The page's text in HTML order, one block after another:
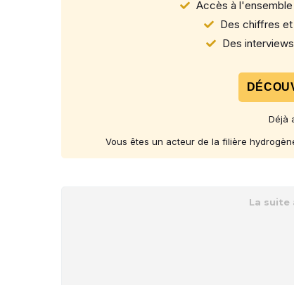
Accès à
Des chiffres
Des
Déjà
Vous êtes un acteur de la filière